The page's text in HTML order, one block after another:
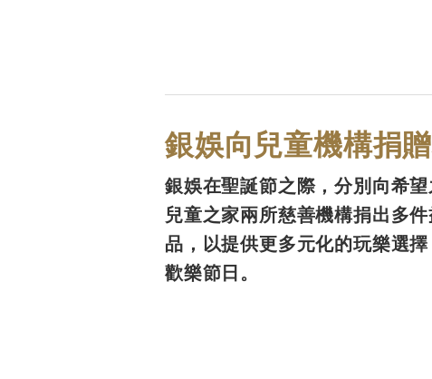
銀娛向兒童機構捐
銀娛在聖誕節之際，分別向希
兒童之家兩所慈善機構捐出多
品，以提供更多元化的玩樂選
歡樂節日。